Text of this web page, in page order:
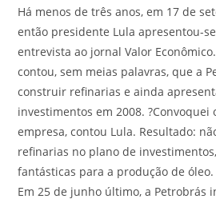
Há menos de três anos, em 17 de
então presidente Lula apresentou-
entrevista ao jornal Valor
contou, sem meias palavras, que a
construir refinarias e ainda
investimentos em 2008. ?Convoquei
empresa, contou Lula. Resultado:
refinarias no plano de
fantásticas para a produção de óleo.
Em 25 de junho último, a Petrobrás